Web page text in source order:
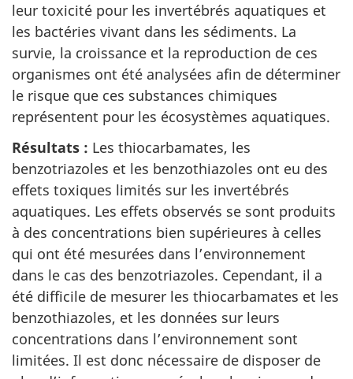
leur toxicité pour les invertébrés aquatiques et
les bactéries vivant dans les sédiments. La
survie, la croissance et la reproduction de ces
organismes ont été analysées afin de déterminer
le risque que ces substances chimiques
représentent pour les écosystèmes aquatiques.
Résultats : Les thiocarbamates, les
benzotriazoles et les benzothiazoles ont eu des
effets toxiques limités sur les invertébrés
aquatiques. Les effets observés se sont produits
à des concentrations bien supérieures à celles
qui ont été mesurées dans l’environnement
dans le cas des benzotriazoles. Cependant, il a
été difficile de mesurer les thiocarbamates et les
benzothiazoles, et les données sur leurs
concentrations dans l’environnement sont
limitées. Il est donc nécessaire de disposer de